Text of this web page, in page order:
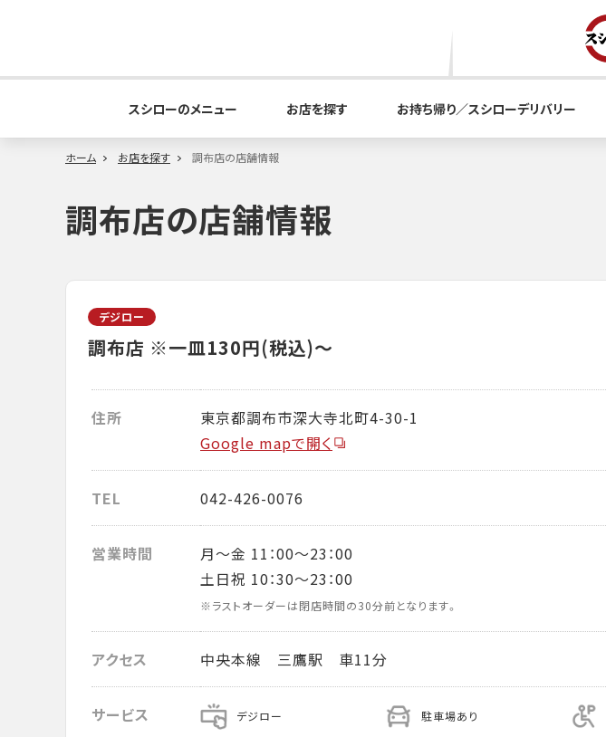
スシローのメニュー お店を探す お持ち帰り／スシローデリバリー
ホーム お店を探す 調布店の店舗情報
調布店の店舗情報
デジロー
調布店 ※一皿130円(税込)～
住所
東京都調布市深大寺北町4-30-1
Google mapで開く
TEL 042-426-0076
営業時間
月～金 11：00～23：00
土日祝 10：30～23：00
※ラストオーダーは閉店時間の30分前となります。
アクセス 中央本線 三鷹駅 車11分
サービス デジロー 駐車場あり